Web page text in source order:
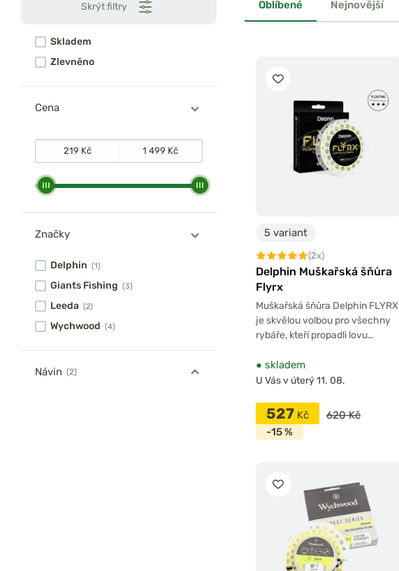
Skrýt filtry
Skladem
Zlevněno
Cena
Značky
Delphin (1)
Giants Fishing (3)
Leeda (2)
Wychwood (4)
Návin (2)
Oblíbené Nejnovější
5 variant
(2x)
Delphin Muškařská šňůra
Flyrx
Muškařská šňůra Delphin FLYRX
je skvělou volbou pro všechny
rybáře, kteří propadli lovu…
● skladem
U Vás v úterý 11. 08.
527 Kč
620 Kč
-15 %